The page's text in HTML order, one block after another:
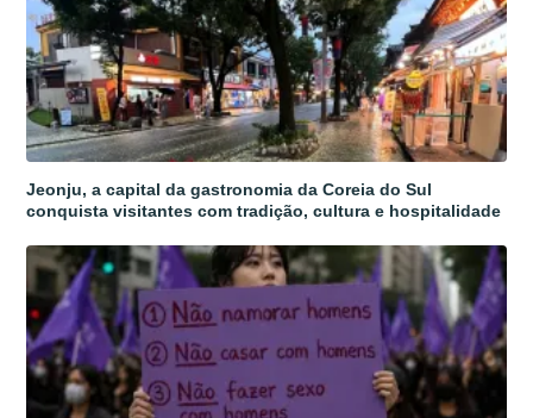
Jeonju, a capital da gastronomia da Coreia do Sul
conquista visitantes com tradição, cultura e hospitalidade